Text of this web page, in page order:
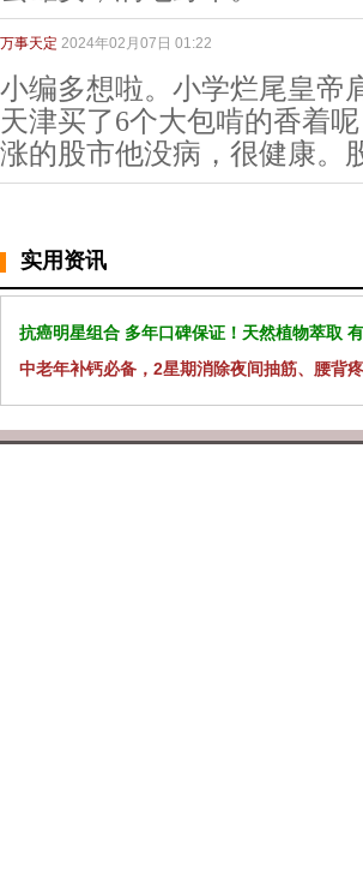
万事天定 2024年02月07日 01:22
小编多想啦。小学烂尾皇帝
天津买了6个大包啃的香着
涨的股市他没病，很健康。
实用资讯
抗癌明星组合 多年口碑保证！天然植物萃取
中老年补钙必备，2星期消除夜间抽筋、腰背